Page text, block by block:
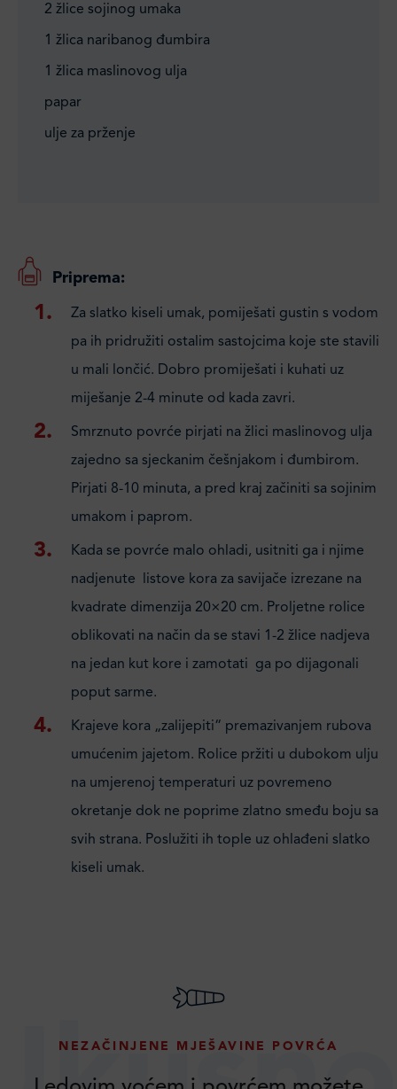
2 žlice sojinog umaka
1 žlica naribanog đumbira
1 žlica maslinovog ulja
papar
ulje za prženje
Priprema:
Za slatko kiseli umak, pomiješati gustin s vodom
pa ih pridružiti ostalim sastojcima koje ste stavili
u mali lončić. Dobro promiješati i kuhati uz
miješanje 2-4 minute od kada zavri.
Smrznuto povrće pirjati na žlici maslinovog ulja
zajedno sa sjeckanim češnjakom i đumbirom.
Pirjati 8-10 minuta, a pred kraj začiniti sa sojinim
umakom i paprom.
Kada se povrće malo ohladi, usitniti ga i njime
nadjenute listove kora za savijače izrezane na
kvadrate dimenzija 20×20 cm. Proljetne rolice
oblikovati na način da se stavi 1-2 žlice nadjeva
na jedan kut kore i zamotati ga po dijagonali
poput sarme.
Krajeve kora „zalijepiti“ premazivanjem rubova
umućenim jajetom. Rolice pržiti u dubokom ulju
na umjerenoj temperaturi uz povremeno
okretanje dok ne poprime zlatno smeđu boju sa
svih strana. Poslužiti ih tople uz ohlađeni slatko
kiseli umak.
NEZAČINJENE MJEŠAVINE POVRĆA